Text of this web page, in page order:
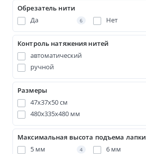
Обрезатель нити
Да
6 Нет
Контроль натяжения нитей
автоматический
ручной
Размеры
47х37х50 см
480х335х480 мм
Максимальная высота подъема лапки
5 мм
4 6 мм